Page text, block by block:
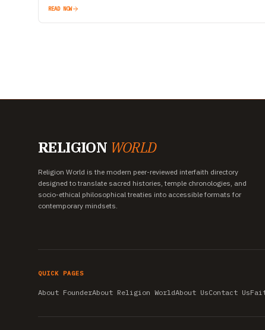
READ NOW
RELIGION WORLD
Religion World is the modern peer-reviewed interfaith directory
designed to translate sacred histories, temple chronologies, and
socio-ethical philosophical treaties into accessible formats for
contemporary mindsets.
QUICK PAGES
About FounderAbout Religion WorldAbout UsContact Us